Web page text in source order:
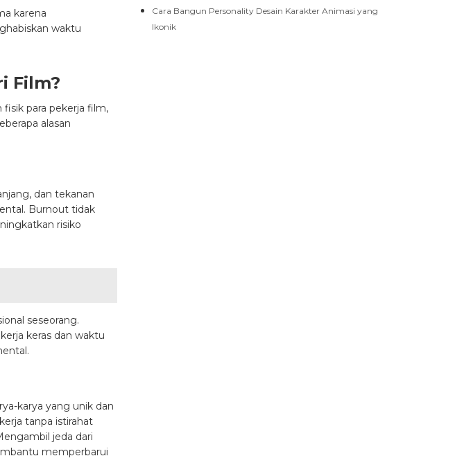
karena
waktu
Film?
para pekerja film,
alasan
dan tekanan
Burnout tidak
risiko
seseorang.
keras dan waktu
karya yang unik dan
tanpa istirahat
jeda dari
memperbarui
Cara Bangun Personality Desain Karakter Animasi yang
Ikonik